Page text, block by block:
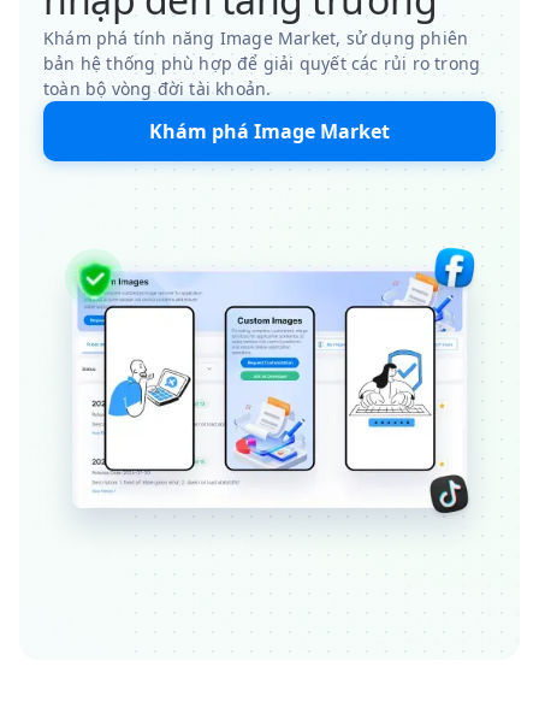
Khám phá tính năng Image Market, sử dụng phiên
bản hệ thống phù hợp để giải quyết các rủi ro trong
toàn bộ vòng đời tài khoản.
Khám phá Image Market